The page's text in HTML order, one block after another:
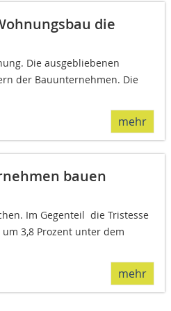
die
Die ausgebliebenen
der Bauunternehmen. Die
mehr
bauen
Im Gegenteil  die Tristesse
3,8 Prozent unter dem
mehr